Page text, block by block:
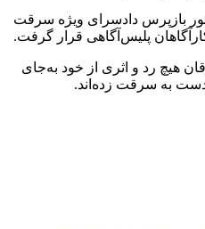
بازپرس دادسرای ویژه سرقت
پلیس‌آگاهی قرار گرفت.
هیچ رد و اثری از خود به‌جای
به سرقت زده‌اند.